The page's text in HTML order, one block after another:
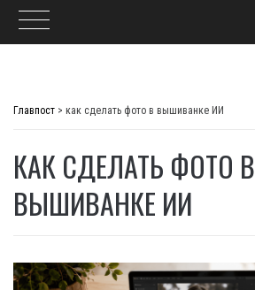
Главпост > как сделать фото в вышиванке ИИ
КАК СДЕЛАТЬ ФОТО В
ВЫШИВАНКЕ ИИ